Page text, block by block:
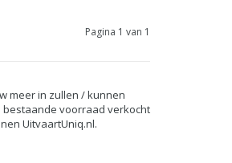
Pagina 1 van 1
meer in zullen / kunnen
bestaande voorraad verkocht
UitvaartUniq.nl.